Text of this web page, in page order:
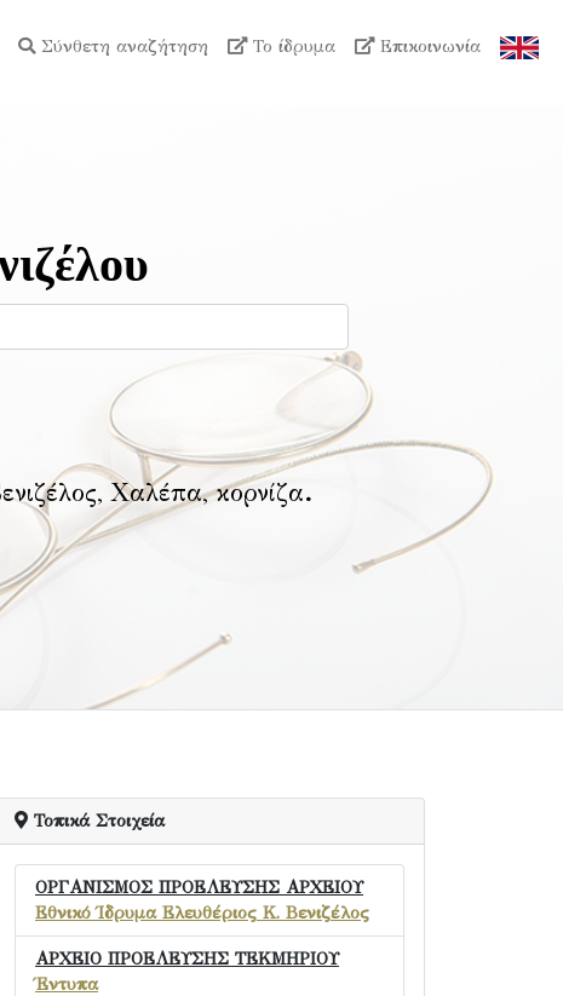
Σύνθετη αναζήτηση Το ίδρυμα Επικοινωνία
Χαλέπα, κορνίζα.
Τοπικά Στοιχεία
ΟΡΓΑΝΙΣΜΟΣ ΠΡΟΕΛΕΥΣΗΣ ΑΡΧΕΙΟΥ
Εθνικό Ίδρυμα Ελευθέριος Κ. Βενιζέλος
ΑΡΧΕΙΟ ΠΡΟΕΛΕΥΣΗΣ ΤΕΚΜΗΡΙΟΥ
Έντυπα